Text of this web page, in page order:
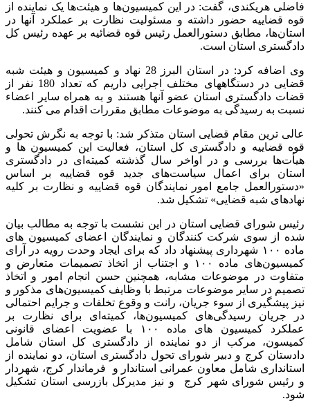
فاضلی هریکندی، گفت: در این کمیسیون‌ها و هیئت‌ها یک نماینده از
قوه قضاییه حضور داشته و مسئولیت نظارت بر عملکرد آنها در
استان‌ها، مطابق دستورالعمل رئیس قوه قضائیه بر عهده رئیس کل
دادگستری استان است.
وی اضافه کرد: در استان البرز 28 نهاد و کمیسیون و هیئت شبه
قضایی در دستگاههای مختلف اجرایی داریم که تعداد 180 نفر از
قضات دادگستری استان عضو آنها هستند و به همراه سایر اعضاء
نسبت به رسیدگی به موضوعات مطابق مقررات اقدام می کنند.
عالی ترین مقام قضایی استان متذکر شد: با توجه به نگرش تحولی
قوه قضاییه و دادگستری کل استان، فعالیت این کمیسیون ها و
هیأت‌ها بررسی و در اواخر سال گذشته کمیته‌ای در دادگستری
استان برای اعمال سیاست‌های جدید قوه قضاییه بر اساس
«دستورالعمل جامع امور نمایندگان قوه قضاییه و نظارت بر کلیه
نهادهای شبه قضایی» تشکیل شد.
رئیس شورای قضایی استان در این نشست با توجه به مطالب بیان
شده از سوی شرکت کنندگان و نمایندگان اعضای کمیسیون های
ماده ۱۰۰ شهرداری پیشنهاد داد که برای ایجاد وحدت رویه در آرای
کمیسیون‌های ماده ۱۰۰ و اجتناب از اتخاذ تصمیمات متعارض و
متفاوت در موضوعات مشابه، همچنین حسن انجام امور و اتخاذ
تصمیم در سایر موضوعات مرتبط با وظایف کمیسیون‌های مذکور و
نیز پیشگیری از سوء جریان، رانت و وقوع تخلفات و جرایم احتمالی
در جریان رسیدگی‌های کمیسیون‌ها، کمیته‌ای برای نظارت بر
عملکرد کمیسیون های ماده ۱۰۰ با عضویت اعضای قانونی
کمیسون، مرکب از دو نماینده از دادگستری کل استان شامل
دادستان کرج و دبیر شورای تحول دادگستری استان، دو نماینده از
استانداری شامل معاون عمرانی استاندار و فرماندار کرج، شهردار
و رئیس شورای شهر کرج و نیز مدیرکل بازرسی استان تشکیل
شود.